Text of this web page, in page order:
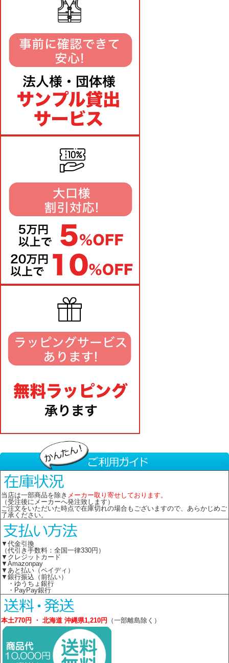
当店は一部商品を除き メーカー取り寄せしております。
（受注後にメーカーへ発注致します）
ご注文をいただいた時点で在庫切れの場合もございますので、あらかじめご
了承ください。
▼代金引換
（代引き手数料：全国一律330円）
▼クレジットカード
▼Amazonpay
▼あと払い（ペイディ）
▼銀行振込（前払い）
・ゆうちょ銀行
・PayPay銀行
本土770円 ・ 北海道 沖縄県1,210円 （一部離島除く）